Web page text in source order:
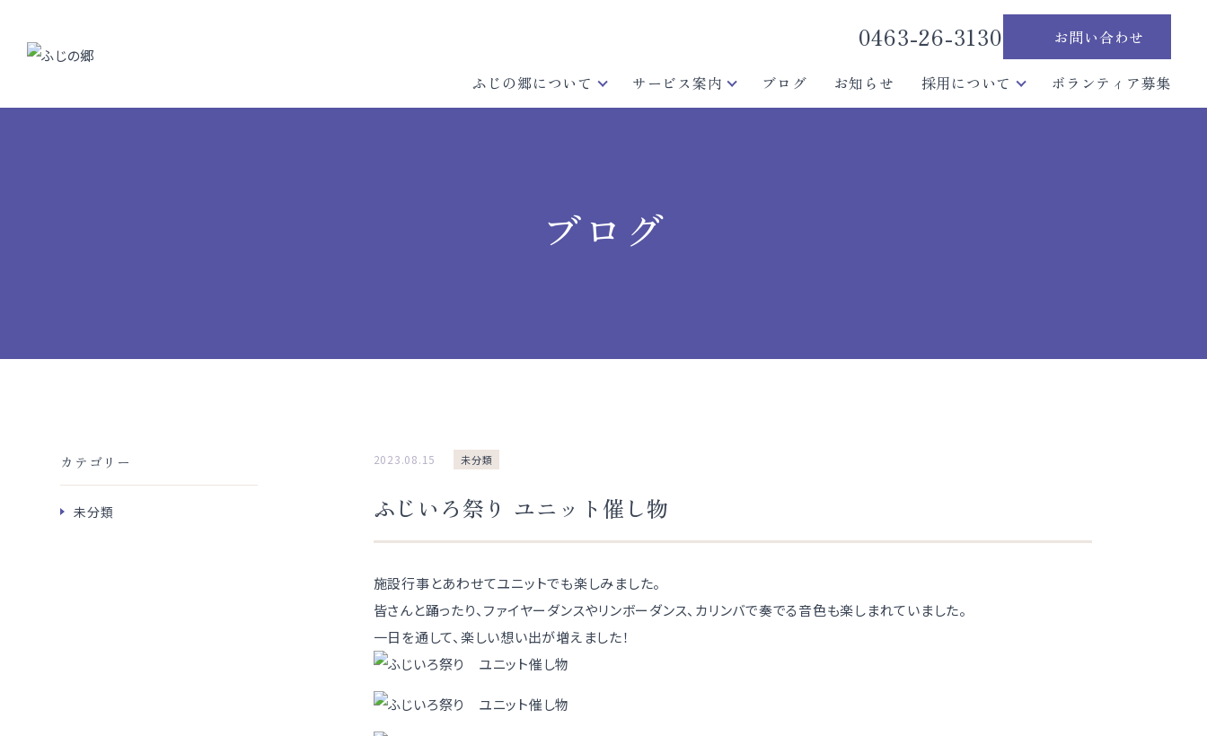
0463-26-3130 お問い合わせ
ふじの郷について サービス案内 ブログ お知らせ 採用について ボランティア募集
ブログ
カテゴリー
未分類
2023.08.15 未分類
ふじいろ祭り ユニット催し物
施設行事とあわせてユニットでも楽しみました。
皆さんと踊ったり、ファイヤーダンスやリンボーダンス、カリンバで奏でる音色も楽しまれていました。
一日を通して、楽しい想い出が増えました！